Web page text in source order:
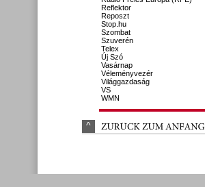
Reflektor
Reposzt
Stop.hu
Szombat
Szuverén
Telex
Új Szó
Vasárnap
Véleményvezér
Világgazdaság
VS
WMN
^ ZURÜCK ZUM ANFANG